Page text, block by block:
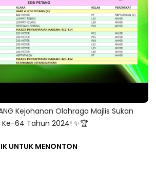
Kejohanan Olahraga Majlis Sukan
Ke-64 Tahun 2024! ✨🏆
UNTUK MENONTON